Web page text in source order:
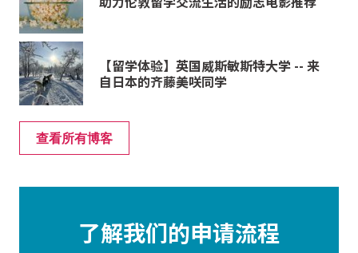
【留学体验】英国威斯敏斯特大学 -- 来
自日本的齐藤美咲同学
查看所有博客
了解我们的申请流程